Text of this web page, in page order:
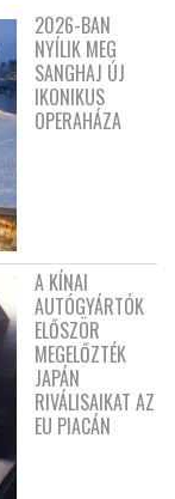
2026-BAN
NYÍLIK MEG
SANGHAJ ÚJ
IKONIKUS
OPERAHÁZA
A KÍNAI
AUTÓGYÁRTÓK
ELŐSZÖR
MEGELŐZTÉK
JAPÁN
RIVÁLISAIKAT AZ
EU PIACÁN